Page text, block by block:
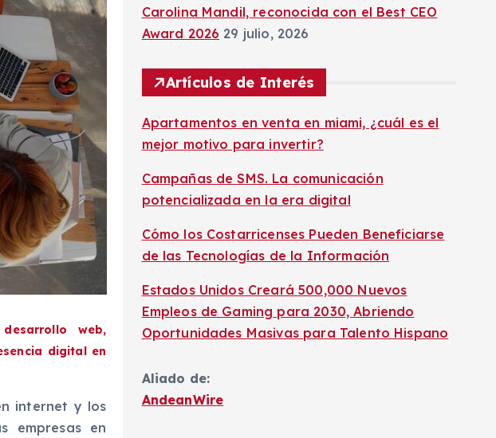
web,
digital en
internet y los
empresas en
Carolina Mandil, reconocida con el Best CEO
Award 2026 29 julio, 2026
Artículos de Interés
Apartamentos en venta en miami, ¿cuál es el
mejor motivo para invertir?
Campañas de SMS. La comunicación
potencializada en la era digital
Cómo los Costarricenses Pueden Beneficiarse
de las Tecnologías de la Información
Estados Unidos Creará 500,000 Nuevos
Empleos de Gaming para 2030, Abriendo
Oportunidades Masivas para Talento Hispano
Aliado de:
AndeanWire